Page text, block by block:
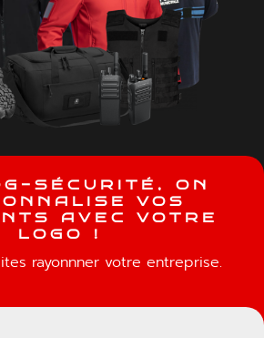
G - S É C U R I T É , O N
O N N A L I S E VO S
N T S A V E C VO T R E
L O G O !
rayonnner votre entreprise.